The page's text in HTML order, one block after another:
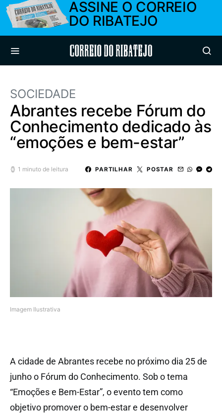
ASSINE O CORREIO
DO RIBATEJO
Correio do Ribatejo
SOCIEDADE
Abrantes recebe Fórum do
Conhecimento dedicado às
“emoções e bem-estar”
1 minuto de leitura PARTILHAR POSTAR
Imagem Ilustrativa
A cidade de Abrantes recebe no próximo dia 25 de
junho o Fórum do Conhecimento. Sob o tema
“Emoções e Bem-Estar”, o evento tem como
objetivo promover o bem-estar e desenvolver